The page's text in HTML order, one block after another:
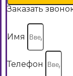
Заказать
Имя
Телефон